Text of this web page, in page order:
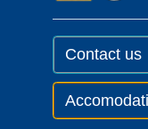
Contact us